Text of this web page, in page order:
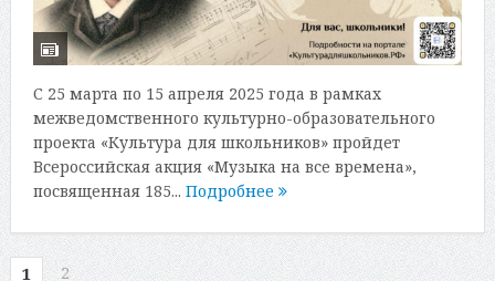
С 25 марта по 15 апреля 2025 года в рамках
межведомственного культурно-образовательного
проекта «Культура для школьников» пройдет
Всероссийская акция «Музыка на все времена»,
посвященная 185... Подробнее
1 2